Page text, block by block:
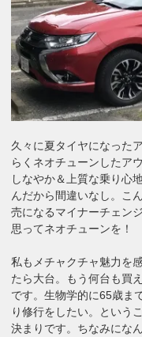
久々に夏タイヤになった
らくネオチューンしたア
しなやか＆上質な乗り心
んだから間違いなし。こ
売になるマイナーチェン
思ってネオチューンを！
私もメチャクチャ魅力を
たら大台。もう何台も買
です。生物学的に65歳ま
り修行をしたい。という
決まりです。ちなみにな